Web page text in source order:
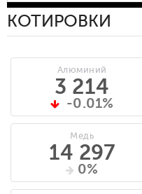
КОТИРОВКИ
Алюминий
3 214
-0.01%
Медь
14 297
0%